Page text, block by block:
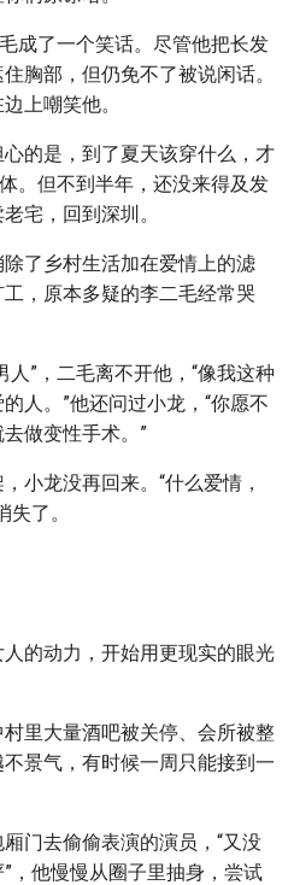
成了一个笑话。尽管他把长发
胸部，但仍免不了被说闲话。
上嘲笑他。
的是，到了夏天该穿什么，才
。但不到半年，还没来得及发
宅，回到深圳。
了乡村生活加在爱情上的滤
，原本多疑的李二毛经常哭
”，二毛离不开他，“像我这种
人。”他还问过小龙，“你愿不
做变性手术。”
小龙没再回来。“什么爱情，
了。
的动力，开始用更现实的眼光
里大量酒吧被关停、会所被整
景气，有时候一周只能接到一
门去偷偷表演的演员，“又没
，他慢慢从圈子里抽身，尝试